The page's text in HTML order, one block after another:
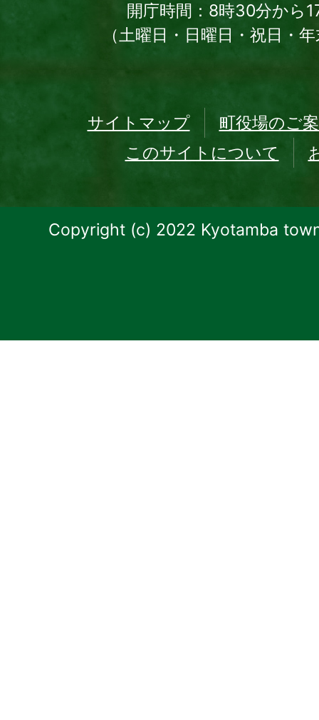
開庁時間：8時30分から
（土曜日・日曜日・祝日・
サイトマップ
町役場のご
このサイトについて
Copyright (c) 2022 Kyotamba